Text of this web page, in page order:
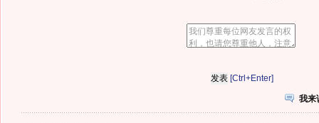
[Ctrl+Enter]
我来